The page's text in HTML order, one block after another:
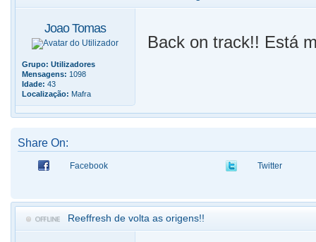
Joao Tomas
Grupo: Utilizadores
Mensagens: 1098
Idade: 43
Localização: Mafra
Back on track!! Está
Share On:
Facebook Twitter
Reeffresh de volta as origens!!